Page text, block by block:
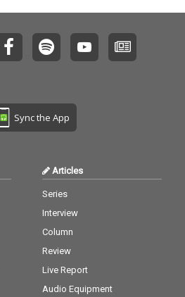
Sync the App
Articles
Series
Interview
Column
Review
Live Report
Audio Equipment